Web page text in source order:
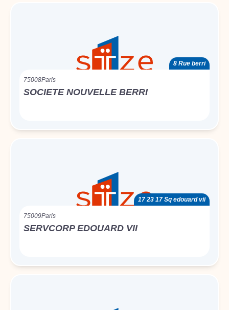
8 Rue berri
75008Paris
SOCIETE NOUVELLE BERRI
17 23 17 Sq edouard vii
75009Paris
SERVCORP EDOUARD VII